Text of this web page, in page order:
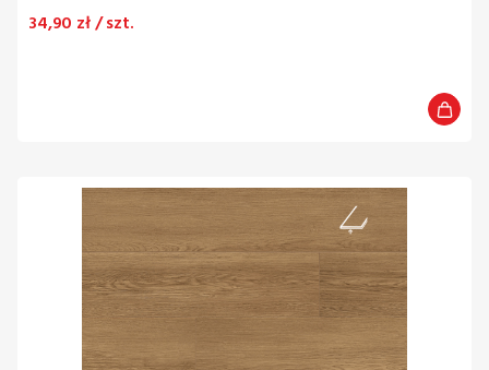
Cena
34,90 zł / szt.